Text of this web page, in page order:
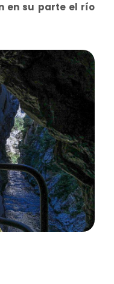
en su parte el río